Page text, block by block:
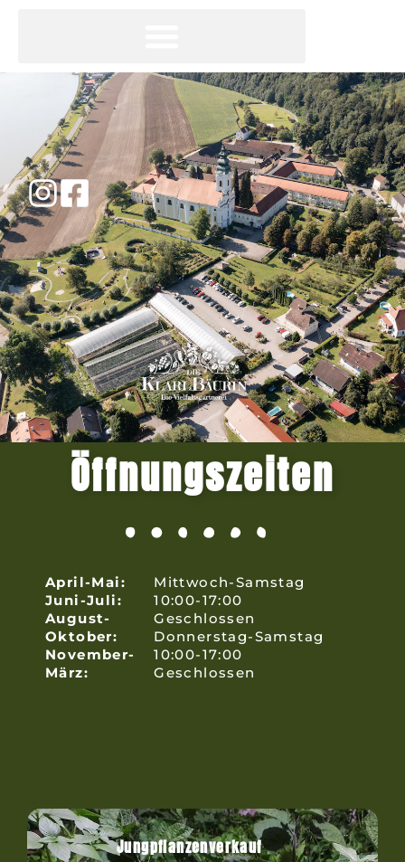
Öffnungszeiten
April-Mai:
Juni-Juli:
August-
Oktober:
November-
März:
Mittwoch-Samstag
10:00-17:00
Geschlossen
Donnerstag-Samstag
10:00-17:00
Geschlossen
Jungpflanzenverkauf